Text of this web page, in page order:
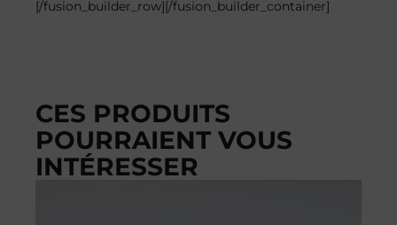
[/fusion_builder_row][/fusion_builder_container]
CES PRODUITS
POURRAIENT VOUS
INTÉRESSER